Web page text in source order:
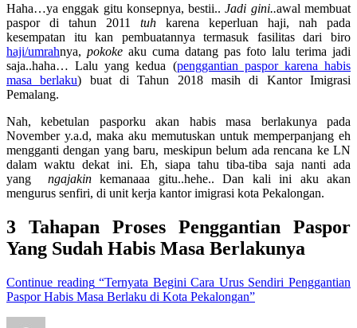
Haha…ya enggak gitu konsepnya, bestii..Jadi gini..awal membuat
paspor di tahun 2011 tuh karena keperluan haji, nah pada
kesempatan itu kan pembuatannya termasuk fasilitas dari biro
haji/umrahnya, pokoke aku cuma datang pas foto lalu terima jadi
saja..haha… Lalu yang kedua (penggantian paspor karena habis
masa berlaku) buat di Tahun 2018 masih di Kantor Imigrasi
Pemalang.
Nah, kebetulan pasporku akan habis masa berlakunya pada
November y.a.d, maka aku memutuskan untuk memperpanjang eh
mengganti dengan yang baru, meskipun belum ada rencana ke LN
dalam waktu dekat ini. Eh, siapa tahu tiba-tiba saja nanti ada
yang
ngajakinkemanaaa gitu..hehe.. Dan kali ini aku akan
mengurus senfiri, di unit kerja kantor imigrasi kota Pekalongan.
3 Tahapan Proses Penggantian Paspor
Yang Sudah Habis Masa Berlakunya
Continue reading“Ternyata Begini Cara Urus Sendiri Penggantian
Paspor Habis Masa Berlaku di Kota Pekalongan”